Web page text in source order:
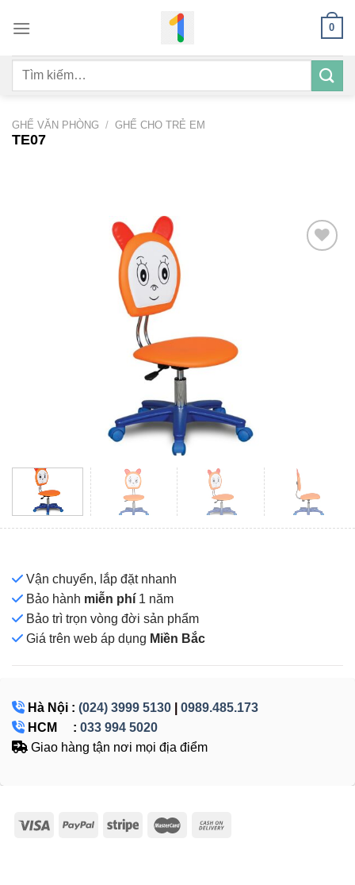
qua
dung
0
Tìm
GHẾ VĂN PHÒNG / GHẾ CHO TRẺ EM
TE07
Vận chuyển, lắp đặt nhanh
Bảo hành miễn phí 1 năm
Bảo trì trọn vòng đời sản phẩm
Giá trên web áp dụng Miền Bắc
Hà Nội : (024) 3999 5130
0989.485.173
HCM : 033 994 5020
Giao hàng tận nơi mọi địa điểm